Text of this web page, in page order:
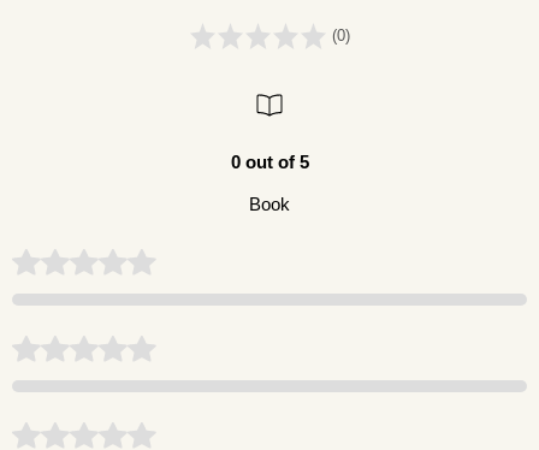
(0)
0 out of 5
Book